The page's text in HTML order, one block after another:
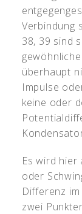
Verbindung
38, 39 sind
überhaupt
Impulse
keine oder
Es wird hier
oder
Differenz
zwei